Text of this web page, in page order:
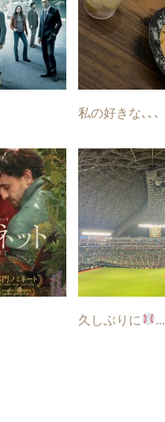
私の好きな､､､
久しぶりに ...